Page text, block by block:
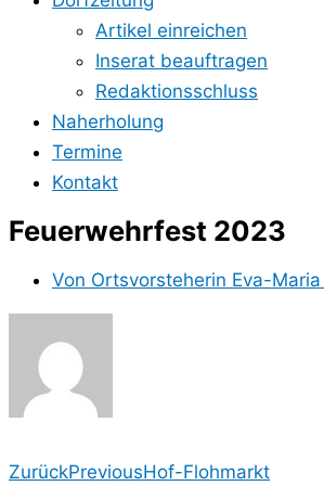
Artikel einreichen
Inserat beauftragen
Redaktionsschluss
Naherholung
Termine
Kontakt
Feuerwehrfest 2023
Von Ortsvorsteherin Eva-
ZurückPreviousHof-Flohmarkt